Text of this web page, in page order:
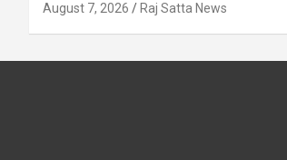
August 7, 2026 Raj Satta News